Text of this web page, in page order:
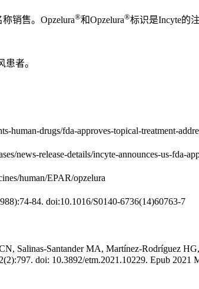
称销售。Opzelura®和Opzelura®标识是Incyte的
者。
drugs/fda-approves-topical-treatment-
release-details/incyte-announces-us-fda-
human/EPAR/opzelura
84. doi:10.1016/S0140-6736(14)60763-7
Salinas-Santander MA, Martínez-Rodríguez
doi: 10.3892/etm.2021.10229. Epub